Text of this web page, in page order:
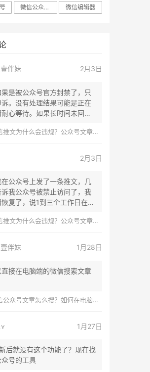
微信公众号，样式模板、公众号样式 微信编辑器
壹伴妹 2月3日
是被公众号官方封禁了，只
。没有处理结果可能是正在
心等待。如果长时间未回
文为什么会违规？公众号文章怎么检测是否违规？
2月3日
公众号上发了一条推文，几
我公众号被禁止访问了，我
复了，说1到三个工作日在微
文为什么会违规？公众号文章怎么检测是否违规？
壹伴妹 1月28日
接在电脑端的微信搜索文章
众号文章怎么搜？如何在电脑上搜索公众号文章？
1月27日
后就没有这个功能了？现在找
号的工具